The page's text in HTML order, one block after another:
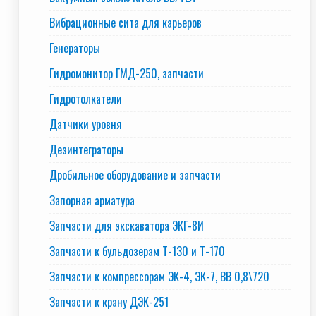
Вибрационные сита для карьеров
Генераторы
Гидромонитор ГМД-250, запчасти
Гидротолкатели
Датчики уровня
Дезинтеграторы
Дробильное оборудование и запчасти
Запорная арматура
Запчасти для экскаватора ЭКГ-8И
Запчасти к бульдозерам Т-130 и Т-170
Запчасти к компрессорам ЭК-4, ЭК-7, ВВ 0,8\720
Запчасти к крану ДЭК-251